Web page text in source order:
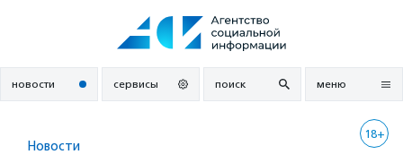
новости сервисы поиск меню
18+
Новости